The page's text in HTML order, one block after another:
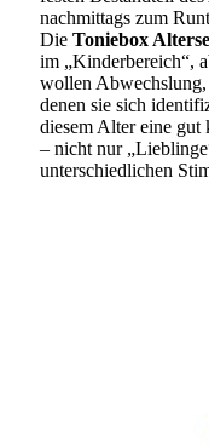
nachmittags zum
Die Toniebox
im „Kinderbereich“,
wollen
denen sie sich
diesem Alter eine gut
– nicht nur
unterschiedlichen